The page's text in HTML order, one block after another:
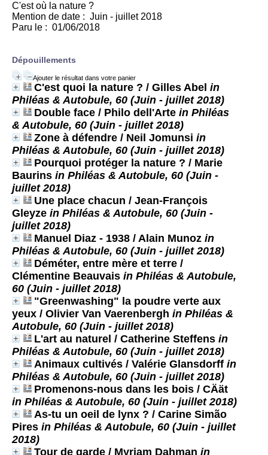
C'est où la nature ?
Mention de date : Juin - juillet 2018
Paru le : 01/06/2018
Dépouillements
Ajouter le résultat dans votre panier
C'est quoi la nature ? / Gilles Abel in
Philéas & Autobule, 60 (Juin - juillet 2018)
Double face / Philo dell'Arte in Philéas
& Autobule, 60 (Juin - juillet 2018)
Zone à défendre / Neil Jomunsi in
Philéas & Autobule, 60 (Juin - juillet 2018)
Pourquoi protéger la nature ? / Marie
Baurins in Philéas & Autobule, 60 (Juin -
juillet 2018)
Une place chacun / Jean-François
Gleyze in Philéas & Autobule, 60 (Juin -
juillet 2018)
Manuel Diaz - 1938 / Alain Munoz in
Philéas & Autobule, 60 (Juin - juillet 2018)
Déméter, entre mère et terre /
Clémentine Beauvais in Philéas & Autobule,
60 (Juin - juillet 2018)
"Greenwashing" la poudre verte aux
yeux / Olivier Van Vaerenbergh in Philéas &
Autobule, 60 (Juin - juillet 2018)
L'art au naturel / Catherine Steffens in
Philéas & Autobule, 60 (Juin - juillet 2018)
Animaux cultivés / Valérie Glansdorff in
Philéas & Autobule, 60 (Juin - juillet 2018)
Promenons-nous dans les bois / CÄät
in Philéas & Autobule, 60 (Juin - juillet 2018)
As-tu un oeil de lynx ? / Carine Simão
Pires in Philéas & Autobule, 60 (Juin - juillet
2018)
Tour de garde / Myriam Dahman in